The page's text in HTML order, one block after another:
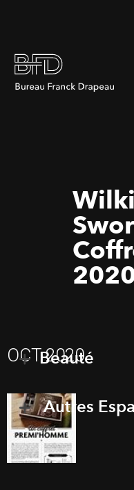
OCT 2020
Beauté
Autres